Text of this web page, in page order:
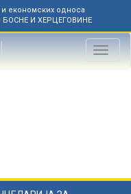
економских односа
И ХЕРЦЕГОВИНЕ
Toggle